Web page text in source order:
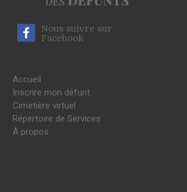
Nous suivre sur
Facebook
Accueil
Inscrire mon défunt
Cimetière virtuel
Répertoire de Services
À propos